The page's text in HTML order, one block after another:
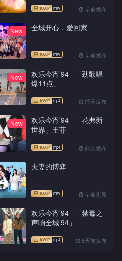
早前发布
New 全城开心．爱回家
早前发布
New
欢乐今宵’94 –「劲歌唱
爆11点」
前天发布
New
欢乐今宵’94 –「花弗新
世界」王菲
前天发布
夫妻的博弈
早前更新
欢乐今宵’94 –「禁毒之
声响全城’94」
8天前发布